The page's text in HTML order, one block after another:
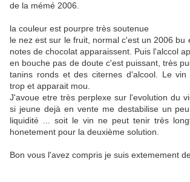
de la mémé 2006.
la couleur est pourpre très soutenue
le nez est sur le fruit, normal c'est un 2006 bu
notes de chocolat apparaissent. Puis l'alccol
en bouche pas de doute c'est puissant, très
tanins ronds et des citernes d'alcool. Le vin
trop et apparait mou.
J'avoue etre très perplexe sur l'evolution du
si jeune dejà en vente me destabilise un
liquidité ... soit le vin ne peut tenir très
honetement pour la deuxième solution.
Bon vous l'avez compris je suis extemement